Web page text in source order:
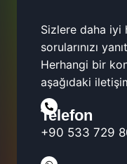
Sizlere daha iyi
sorularınızı
Herhangi bir
aşağıdaki
Telefon
+90 533 729